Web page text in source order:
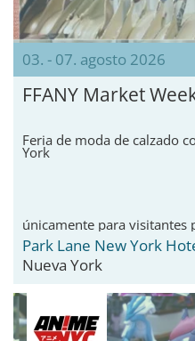
03. - 07. agosto 2026
FFANY Market
Feria de moda de calzado
York
únicamente para visitantes
Park Lane New York
Nueva York